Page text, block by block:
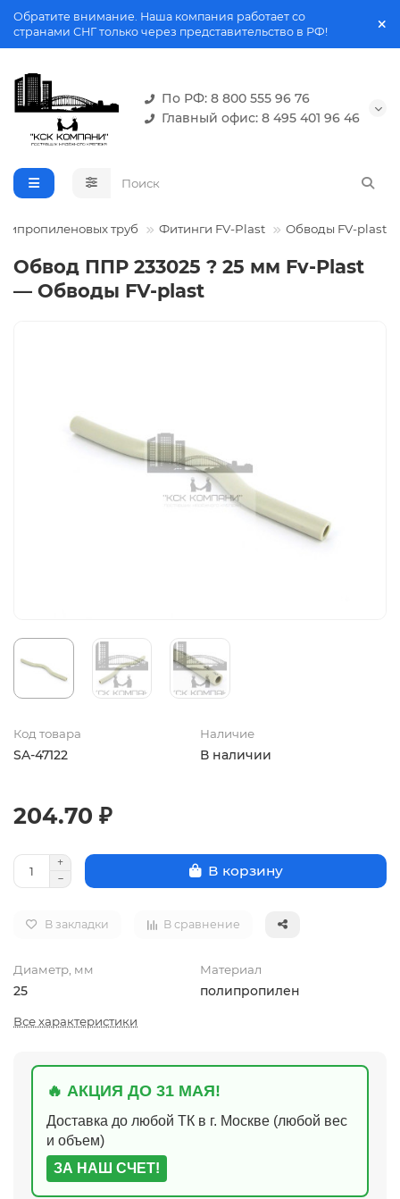
Обратите внимание. Наша компания работает со
странами СНГ только через представительство в РФ!
По РФ: 8 800 555 96 76
Главный офис: 8 495 401 96 46
труб Фитинги FV-Plast Обводы FV-plast
Обвод ППР 233025 ? 25 мм Fv-Plast
— Обводы FV-plast
Код товара
SA-47122
Наличие
В наличии
204.70 ₽
В корзину
В закладки В сравнение
Диаметр, мм
25
Материал
полипропилен
Все характеристики
🔥 АКЦИЯ ДО 31 МАЯ!
Доставка до любой ТК в г. Москве (любой вес
и объем)
ЗА НАШ СЧЕТ!